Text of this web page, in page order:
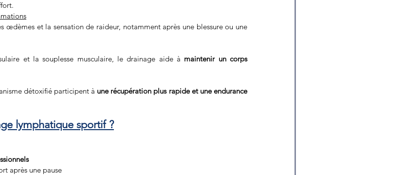
œdèmes et la sensation de raideur, notamment après une blessure ou une
et la souplesse musculaire, le drainage aide à maintenir un corps
détoxifié participent à une récupération plus rapide et une endurance
lymphatique sportif ?
après une pause